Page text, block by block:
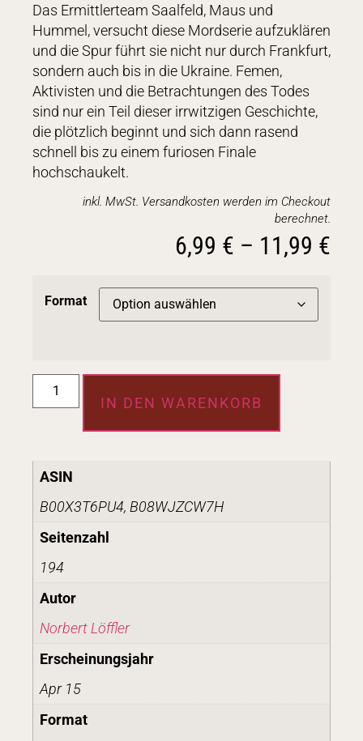
Das Ermittlerteam Saalfeld, Maus und
Hummel, versucht diese Mordserie aufzuklären
und die Spur führt sie nicht nur durch Frankfurt,
sondern auch bis in die Ukraine. Femen,
Aktivisten und die Betrachtungen des Todes
sind nur ein Teil dieser irrwitzigen Geschichte,
die plötzlich beginnt und sich dann rasend
schnell bis zu einem furiosen Finale
hochschaukelt.
inkl. MwSt. Versandkosten werden im Checkout
berechnet.
6,99 € – 11,99 €
Format
IN DEN WARENKORB
ASIN
B00X3T6PU4, B08WJZCW7H
Seitenzahl
194
Autor
Norbert Löffler
Erscheinungsjahr
Apr 15
Format